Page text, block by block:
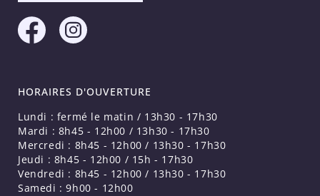
HORAIRES D'OUVERTURE
Lundi : fermé le matin / 13h30 - 17h30
Mardi : 8h45 - 12h00 / 13h30 - 17h30
Mercredi : 8h45 - 12h00 / 13h30 - 17h30
Jeudi : 8h45 - 12h00 / 15h - 17h30
Vendredi : 8h45 - 12h00 / 13h30 - 17h30
Samedi : 9h00 - 12h00